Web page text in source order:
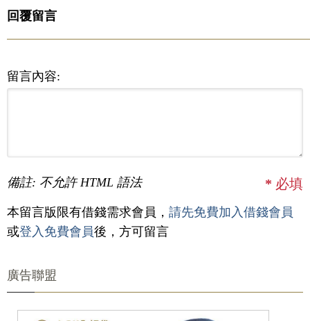
回覆留言
留言內容:
備註: 不允許 HTML 語法 * 必填
本留言版限有借錢需求會員， 請先免費加入借錢會員
或登入免費會員後，方可留言
廣告聯盟